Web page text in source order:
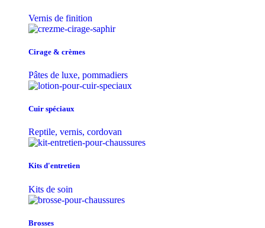
Vernis de finition
Cirage & crèmes
Pâtes de luxe, pommadiers
Cuir spéciaux
Reptile, vernis, cordovan
Kits d'entretien
Kits de soin
Brosses